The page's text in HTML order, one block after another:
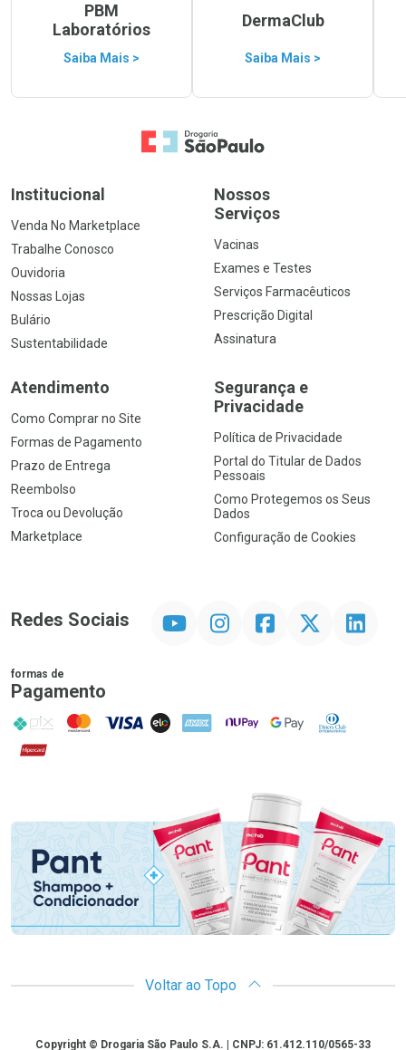
PBM
Laboratórios
Saiba Mais >
DermaClub
Saiba Mais >
Ir para a Home
Institucional
Venda No Marketplace
Trabalhe Conosco
Ouvidoria
Nossas Lojas
Bulário
Sustentabilidade
Nossos
Serviços
Vacinas
Exames e Testes
Serviços Farmacêuticos
Prescrição Digital
Assinatura
Atendimento
Como Comprar no Site
Formas de Pagamento
Prazo de Entrega
Reembolso
Troca ou Devolução
Marketplace
Segurança e
Privacidade
Política de Privacidade
Portal do Titular de Dados
Pessoais
Como Protegemos os Seus
Dados
Configuração de Cookies
Redes Sociais InstagramFacebook Linkedin
formas de
Pagamento
PIX MasterCard
VISA ELO AMEX NuPay Google PayDiners Club
Hipercard
Promoção em Destaque
Voltar ao Topo
CopyrightCopyright © Drogaria São Paulo S.A. | CNPJ: 61.412.110/0565-33